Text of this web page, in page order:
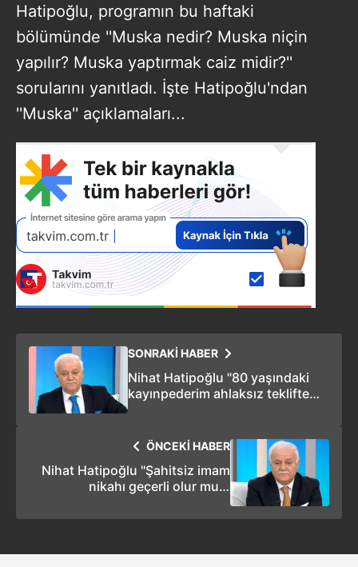
Hatipoğlu, programın bu haftaki
bölümünde ''Muska nedir? Muska niçin
yapılır? Muska yaptırmak caiz midir?''
sorularını yanıtladı. İşte Hatipoğlu'ndan
''Muska'' açıklamaları...
SONRAKİ HABER
Nihat Hatipoğlu "80 yaşındaki
kayınpederim ahlaksız teklifte
ÖNCEKİ HABER
Nihat Hatipoğlu ''Şahitsiz imam
nikahı geçerli olur mu?''